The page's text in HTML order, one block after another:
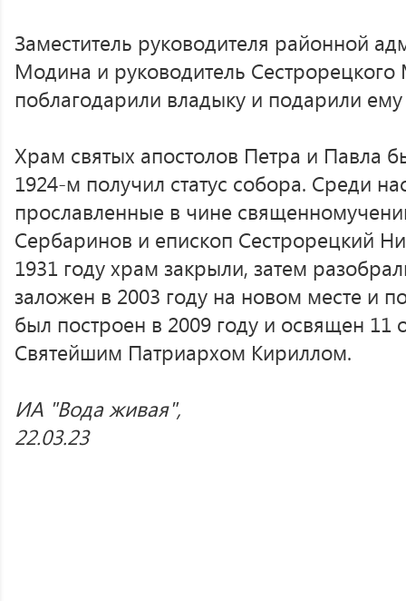
Заместитель руководителя районной
Модина и руководитель
поблагодарили владыку и подарили
Храм святых апостолов Петра и Павла
1924-м получил статус собора. Среди
прославленные в чине
Сербаринов и епископ Сестрорецкий
1931 году храм закрыли, затем
заложен в 2003 году на новом месте и
был построен в 2009 году и освящен 11
Святейшим Патриархом Кириллом.
ИА "Вода живая",
22.03.23